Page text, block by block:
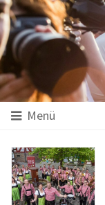
Startseite
Hauptinhalt
Menü